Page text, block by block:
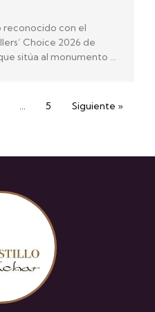
reconocido con el
Choice 2026 de
sitúa al monumento …
… 5 Siguiente »